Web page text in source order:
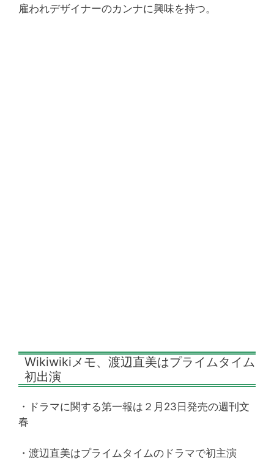
雇われデザイナーのカンナに興味を持つ。
Wikiwikiメモ、渡辺直美はプライムタイム
初出演
・ドラマに関する第一報は２月23日発売の週刊文
春
・渡辺直美はプライムタイムのドラマで初主演